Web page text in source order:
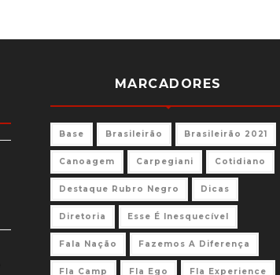
MARCADORES
Base Brasileirão Brasileirão 2021
Canoagem Carpegiani Cotidiano
Destaque Rubro Negro Dicas
Diretoria Esse É Inesquecível
Fala Nação Fazemos A Diferença
Fla Camp Fla Ego Fla Experience